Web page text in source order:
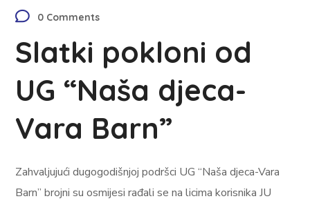
0 Comments
Slatki pokloni od
UG “Naša djeca-
Vara Barn”
Zahvaljujući dugogodišnjoj podršci UG “Naša djeca-Vara
Barn” brojni su osmijesi rađali se na licima korisnika JU